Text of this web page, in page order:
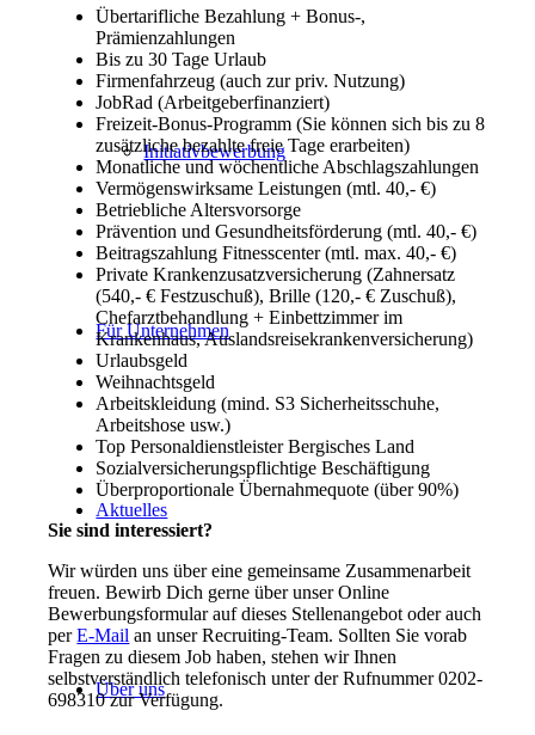
Initiativbewerbung
Für Unternehmen
Aktuelles
Über uns
Übertarifliche Bezahlung + Bonus-,
Prämienzahlungen
Bis zu 30 Tage Urlaub
Firmenfahrzeug (auch zur priv. Nutzung)
JobRad (Arbeitgeberfinanziert)
Freizeit-Bonus-Programm (Sie können sich bis zu 8
zusätzliche bezahlte freie Tage erarbeiten)
Monatliche und wöchentliche Abschlagszahlungen
Vermögenswirksame Leistungen (mtl. 40,- €)
Betriebliche Altersvorsorge
Prävention und Gesundheitsförderung (mtl. 40,- €)
Beitragszahlung Fitnesscenter (mtl. max. 40,- €)
Private Krankenzusatzversicherung (Zahnersatz
(540,- € Festzuschuß), Brille (120,- € Zuschuß),
Chefarztbehandlung + Einbettzimmer im
Krankenhaus, Auslandsreisekrankenversicherung)
Urlaubsgeld
Weihnachtsgeld
Arbeitskleidung (mind. S3 Sicherheitsschuhe,
Arbeitshose usw.)
Top Personaldienstleister Bergisches Land
Sozialversicherungspflichtige Beschäftigung
Überproportionale Übernahmequote (über 90%)
Sie sind interessiert?
Wir würden uns über eine gemeinsame Zusammenarbeit
freuen. Bewirb Dich gerne über unser Online
Bewerbungsformular auf dieses Stellenangebot oder auch
perE-Mail an unser Recruiting-Team. Sollten Sie vorab
Fragen zu diesem Job haben, stehen wir Ihnen
selbstverständlich telefonisch unter der Rufnummer 0202-
698310 zur Verfügung.